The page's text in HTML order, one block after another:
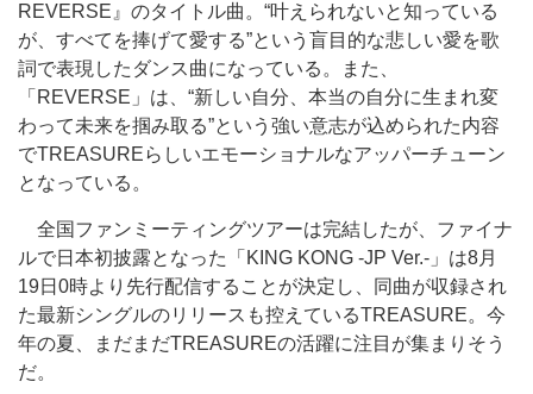
REVERSE』のタイトル曲。“叶えられないと知っている
が、すべてを捧げて愛する”という盲目的な悲しい愛を歌
詞で表現したダンス曲になっている。また、
「REVERSE」は、“新しい自分、本当の自分に生まれ変
わって未来を掴み取る”という強い意志が込められた内容
でTREASUREらしいエモーショナルなアッパーチューン
となっている。
全国ファンミーティングツアーは完結したが、ファイナ
ルで日本初披露となった「KING KONG -JP Ver.-」は8月
19日0時より先行配信することが決定し、同曲が収録され
た最新シングルのリリースも控えているTREASURE。今
年の夏、まだまだTREASUREの活躍に注目が集まりそう
だ。